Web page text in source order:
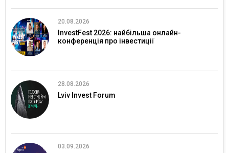
20.08.2026
InvestFest 2026: найбільша онлайн-
конференція про інвестиції
28.08.2026
Lviv Invest Forum
03.09.2026